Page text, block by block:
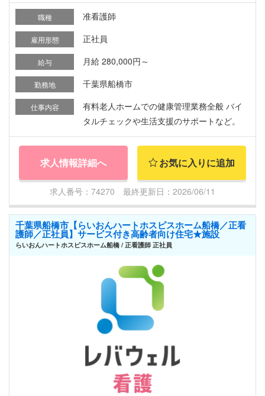
職種 准看護師
雇用形態 正社員
給与 月給 280,000円～
勤務地 千葉県船橋市
仕事内容
有料老人ホームでの健康管理業務全般 バイ
タルチェックや生活支援のサポートなど。
求人情報詳細へ お気に入りに追加
求人番号：74270 最終更新日：2026/06/11
千葉県船橋市【らいおんハートホスピスホーム船橋／正看
護師／正社員】サービス付き高齢者向け住宅★施設
らいおんハートホスピスホーム船橋 / 正看護師 正社員